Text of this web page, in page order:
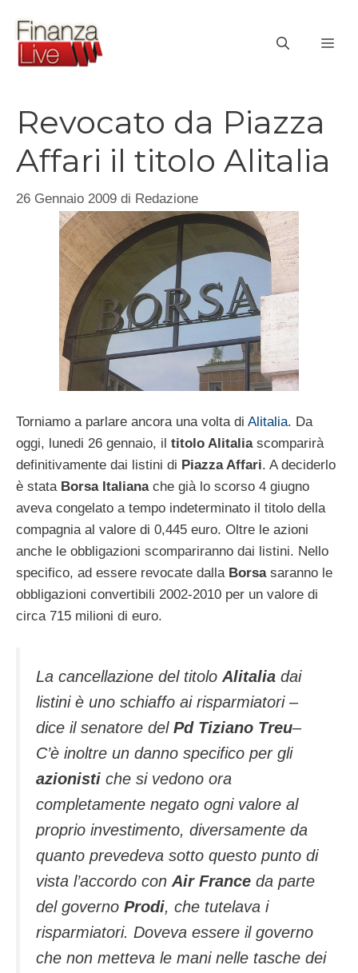
contenuto
Revocato da Piazza
Affari il titolo Alitalia
26 Gennaio 2009 di Redazione
Torniamo a parlare ancora una volta di Alitalia. Da
oggi, lunedi 26 gennaio, il titolo Alitaliascomparirà
definitivamente dai listini di Piazza Affari. A deciderlo
è stata Borsa Italianache già lo scorso 4 giugno
aveva congelato a tempo indeterminato il titolo della
compagnia al valore di 0,445 euro. Oltre le azioni
anche le obbligazioni scompariranno dai listini. Nello
specifico, ad essere revocate dalla Borsasaranno le
obbligazioni convertibili 2002-2010 per un valore di
circa 715 milioni di euro.
La cancellazione del titolo Alitalia dai
listini è uno schiaffo ai risparmiatori –
dice il senatore del Pd Tiziano Treu–
C’è inoltre un danno specifico per gli
azionisti che si vedono ora
completamente negato ogni valore al
proprio investimento, diversamente da
quanto prevedeva sotto questo punto di
vista l’accordo con Air France da parte
del governo Prodi, che tutelava i
risparmiatori. Doveva essere il governo
che non metteva le mani nelle tasche dei